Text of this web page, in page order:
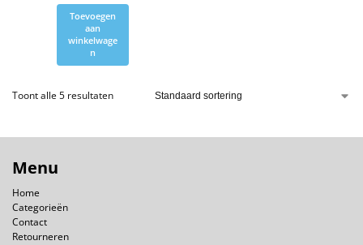
Toevoegen
aan
winkelwage
n
Toont alle 5 resultaten
Menu
Home
Categorieën
Contact
Retourneren